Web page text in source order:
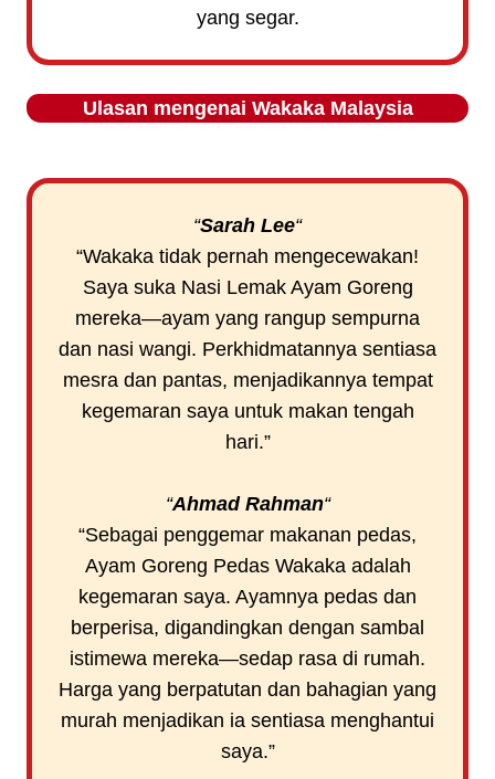
yang segar.
Ulasan mengenai WakakaMalaysia
“Sarah Lee“
“Wakaka tidak pernah mengecewakan!
Saya suka Nasi Lemak Ayam Goreng
mereka—ayam yang rangup sempurna
dan nasi wangi. Perkhidmatannya sentiasa
mesra dan pantas, menjadikannya tempat
kegemaran saya untuk makan tengah
hari.”
“Ahmad Rahman“
“Sebagai penggemar makanan pedas,
Ayam Goreng Pedas Wakaka adalah
kegemaran saya. Ayamnya pedas dan
berperisa, digandingkan dengan sambal
istimewa mereka—sedap rasa di rumah.
Harga yang berpatutan dan bahagian yang
murah menjadikan ia sentiasa menghantui
saya.”